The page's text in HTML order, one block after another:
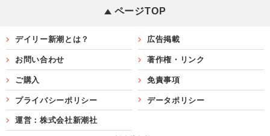
ページTOP
デイリー新潮とは？ 広告掲載
お問い合わせ 著作権・リンク
ご購入 免責事項
プライバシーポリシー データポリシー
運営：株式会社新潮社